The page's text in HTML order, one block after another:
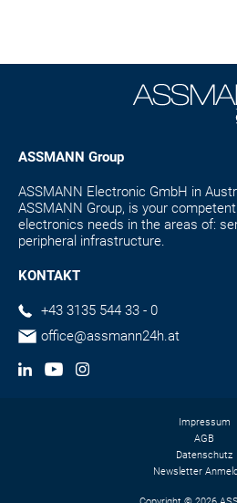
ASSMANN Group
ASSMANN Electronic GmbH in
ASSMANN Group, is your
electronics needs in the areas of:
peripheral infrastructure.
KONTAKT
+43 3135 544 33 - 0
office@assmann24h.at
Impressum
AGB
Datenschutz
Newsletter